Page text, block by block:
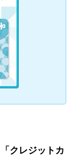
「クレジットカ